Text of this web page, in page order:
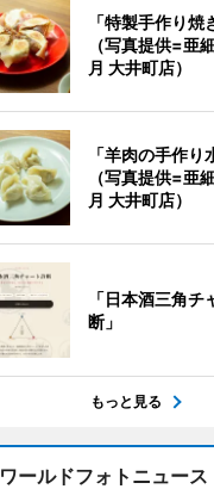
「特製手作り焼
（写真提供=亜
月 大井町店）
「羊肉の手作り
（写真提供=亜
月 大井町店）
「日本酒三角チ
断」
もっと見る
ワールドフォトニュース